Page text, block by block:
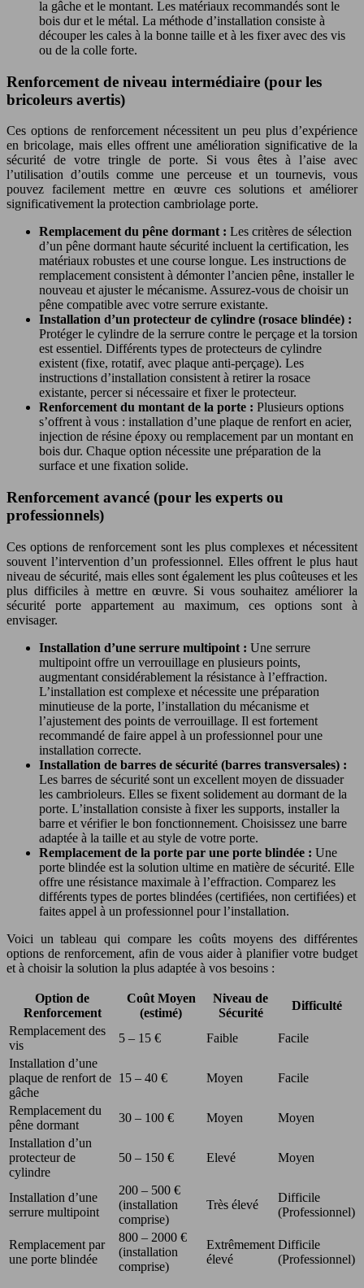
la gâche et le montant. Les matériaux recommandés sont le
bois dur et le métal. La méthode d’installation consiste à
découper les cales à la bonne taille et à les fixer avec des vis
ou de la colle forte.
Renforcement de niveau intermédiaire (pour les
bricoleurs avertis)
Ces options de renforcement nécessitent un peu plus d’expérience
en bricolage, mais elles offrent une amélioration significative de la
sécurité de votre tringle de porte. Si vous êtes à l’aise avec
l’utilisation d’outils comme une perceuse et un tournevis, vous
pouvez facilement mettre en œuvre ces solutions et améliorer
significativement la protection cambriolage porte.
Remplacement du pêne dormant : Les critères de sélection
d’un pêne dormant haute sécurité incluent la certification, les
matériaux robustes et une course longue. Les instructions de
remplacement consistent à démonter l’ancien pêne, installer le
nouveau et ajuster le mécanisme. Assurez-vous de choisir un
pêne compatible avec votre serrure existante.
Installation d’un protecteur de cylindre (rosace blindée) :
Protéger le cylindre de la serrure contre le perçage et la torsion
est essentiel. Différents types de protecteurs de cylindre
existent (fixe, rotatif, avec plaque anti-perçage). Les
instructions d’installation consistent à retirer la rosace
existante, percer si nécessaire et fixer le protecteur.
Renforcement du montant de la porte : Plusieurs options
s’offrent à vous : installation d’une plaque de renfort en acier,
injection de résine époxy ou remplacement par un montant en
bois dur. Chaque option nécessite une préparation de la
surface et une fixation solide.
Renforcement avancé (pour les experts ou
professionnels)
Ces options de renforcement sont les plus complexes et nécessitent
souvent l’intervention d’un professionnel. Elles offrent le plus haut
niveau de sécurité, mais elles sont également les plus coûteuses et les
plus difficiles à mettre en œuvre. Si vous souhaitez améliorer la
sécurité porte appartement au maximum, ces options sont à
envisager.
Installation d’une serrure multipoint : Une serrure
multipoint offre un verrouillage en plusieurs points,
augmentant considérablement la résistance à l’effraction.
L’installation est complexe et nécessite une préparation
minutieuse de la porte, l’installation du mécanisme et
l’ajustement des points de verrouillage. Il est fortement
recommandé de faire appel à un professionnel pour une
installation correcte.
Installation de barres de sécurité (barres transversales) :
Les barres de sécurité sont un excellent moyen de dissuader
les cambrioleurs. Elles se fixent solidement au dormant de la
porte. L’installation consiste à fixer les supports, installer la
barre et vérifier le bon fonctionnement. Choisissez une barre
adaptée à la taille et au style de votre porte.
Remplacement de la porte par une porte blindée : Une
porte blindée est la solution ultime en matière de sécurité. Elle
offre une résistance maximale à l’effraction. Comparez les
différents types de portes blindées (certifiées, non certifiées) et
faites appel à un professionnel pour l’installation.
Voici un tableau qui compare les coûts moyens des différentes
options de renforcement, afin de vous aider à planifier votre budget
et à choisir la solution la plus adaptée à vos besoins :
Option de
Renforcement
Coût Moyen
(estimé)
Niveau de
Sécurité
Difficulté
Remplacement des
vis
5 – 15 € Faible
Facile
Installation d’une
plaque de renfort de
gâche
15 – 40 € Moyen Facile
Remplacement du
pêne dormant
30 – 100 € Moyen
Moyen
Installation d’un
protecteur de
cylindre
50 – 150 € Elevé Moyen
Installation d’une
serrure multipoint
200 – 500 €
(installation
comprise)
Très élevé
Difficile
(Professionnel)
Remplacement par
une porte blindée
800 – 2000 €
(installation
comprise)
Extrêmement
élevé
Difficile
(Professionnel)